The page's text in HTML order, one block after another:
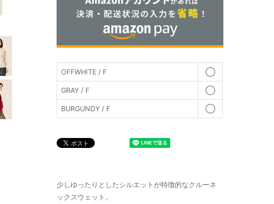
OFFWHITE / F ◯
GRAY / F ◯
BURGUNDY / F ◯
少しゆったりとしたシルエットが特徴的なクルーネ
ックスウェット。